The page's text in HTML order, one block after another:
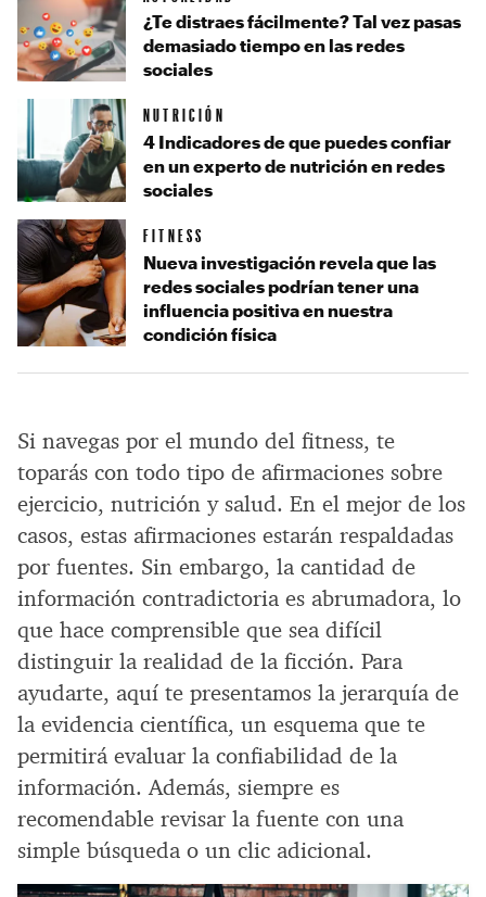
Si navegas por el mundo del fitness, te
toparás con todo tipo de afirmaciones sobre
ejercicio, nutrición y salud. En el mejor de los
casos, estas afirmaciones estarán respaldadas
por fuentes. Sin embargo, la cantidad de
información contradictoria es abrumadora, lo
que hace comprensible que sea difícil
distinguir la realidad de la ficción. Para
ayudarte, aquí te presentamos la jerarquía de
la evidencia científica, un esquema que te
permitirá evaluar la confiabilidad de la
información. Además, siempre es
recomendable revisar la fuente con una
simple búsqueda o un clic adicional.
¿Te distraes fácilmente? Tal vez pasas
demasiado tiempo en las redes
sociales
NUTRICIÓN
4 Indicadores de que puedes confiar
en un experto de nutrición en redes
sociales
FITNESS
Nueva investigación revela que las
redes sociales podrían tener una
influencia positiva en nuestra
condición física